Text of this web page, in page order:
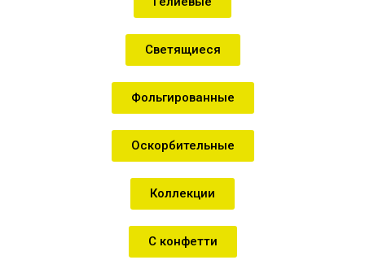
Светящиеся
Фольгированные
Оскорбительные
Коллекции
С конфетти